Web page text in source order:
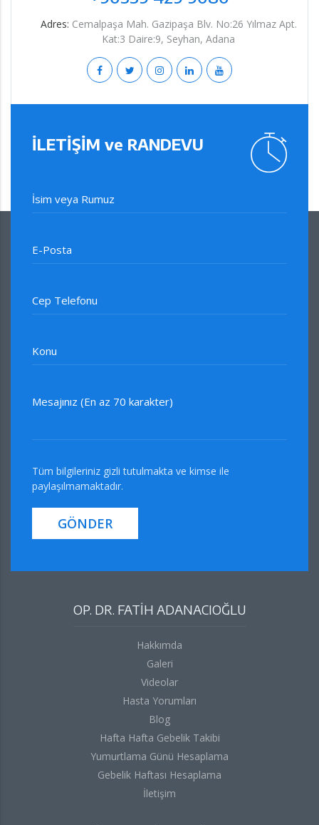
Adres: Cemalpaşa Mah. Gazipaşa Blv. No:26 Yılmaz Apt.
Kat:3 Daire:9, Seyhan, Adana
İLETİŞİM ve RANDEVU
İsim veya Rumuz
E-Posta
Cep Telefonu
Konu
Mesajınız (En az 70 karakter)
Tüm bilgileriniz gizli tutulmakta ve kimse ile
paylaşılmamaktadır.
GÖNDER
OP. DR. FATİH ADANACIOĞLU
Hakkımda
Galeri
Videolar
Hasta Yorumları
Blog
Hafta Hafta Gebelik Takibi
Yumurtlama Günü Hesaplama
Gebelik Haftası Hesaplama
İletişim